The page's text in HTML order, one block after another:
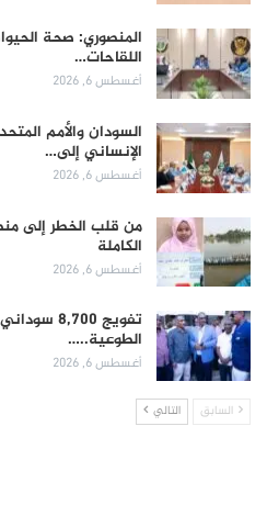
المنصوري: صحة
اللقاحات…
أغسطس 6, 2026
السودان والأمم
الإنساني إلى…
أغسطس 6, 2026
من قلب الخطر إلى
الكاملة
أغسطس 6, 2026
تفويج
الطوعية..…
أغسطس 6, 2026
السابق التالي